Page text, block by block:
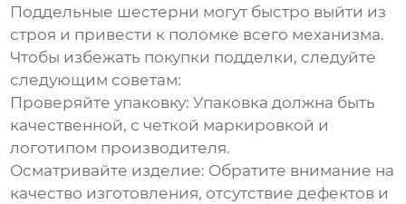
Поддельные шестерни могут быстро выйти из
строя и привести к поломке всего механизма.
Чтобы избежать покупки подделки, следуйте
следующим советам:
Проверяйте упаковку: Упаковка должна быть
качественной, с четкой маркировкой и
логотипом производителя.
Осматривайте изделие: Обратите внимание на
качество изготовления, отсутствие дефектов и